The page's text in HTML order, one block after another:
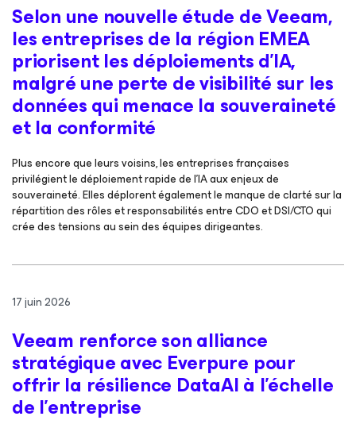
Selon une nouvelle étude de Veeam,
les entreprises de la région EMEA
priorisent les déploiements d’IA,
malgré une perte de visibilité sur les
données qui menace la souveraineté
et la conformité
Plus encore que leurs voisins, les entreprises françaises
privilégient le déploiement rapide de l’IA aux enjeux de
souveraineté. Elles déplorent également le manque de clarté sur la
répartition des rôles et responsabilités entre CDO et DSI/CTO qui
crée des tensions au sein des équipes dirigeantes.
17 juin 2026
Veeam renforce son alliance
stratégique avec Everpure pour
offrir la résilience DataAI à l’échelle
de l’entreprise